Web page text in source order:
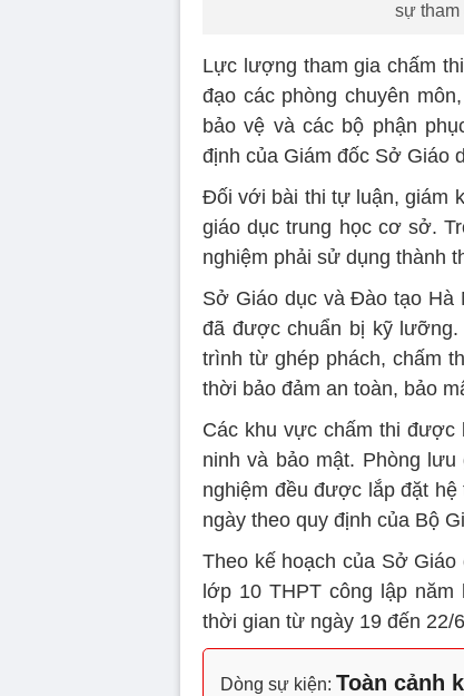
sự tham
Lực lượng tham gia chấm
đạo các phòng chuyên
bảo vệ và các bộ phận
định của Giám đốc Sở Giáo
Đối với bài thi tự luận, giám
giáo dục trung học cơ sở.
nghiệm phải sử dụng thành
Sở Giáo dục và Đào tạo Hà
đã được chuẩn bị kỹ
trình từ ghép phách, chấm
thời bảo đảm an toàn, bảo
Các khu vực chấm thi
ninh và bảo mật. Phòng
nghiệm đều được lắp đặt
ngày theo quy định của Bộ
Theo kế hoạch của Sở
lớp 10 THPT công lập
thời gian từ ngày 19 đến 22/
Dòng sự kiện: Toàn cảnh